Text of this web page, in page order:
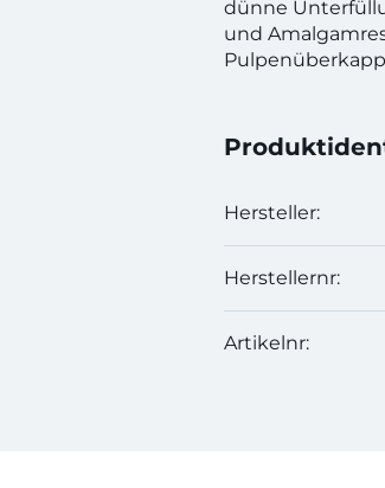
dünne
und
Hersteller:
Herstellernr:
Artikelnr: